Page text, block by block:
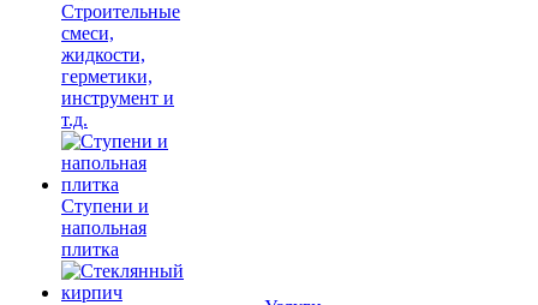
Строительные
смеси,
жидкости,
герметики,
инструмент и
т.д.
Ступени и
напольная
плитка